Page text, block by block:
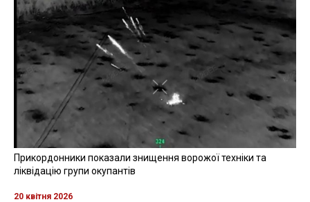
Прикордонники показали знищення ворожої техніки та
ліквідацію групи окупантів
20 квітня 2026